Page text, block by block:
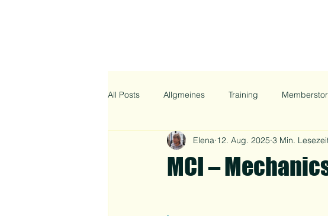
All Posts Allgmeines Training
MCI –
Elena 12. Aug. 2025 3 Min.